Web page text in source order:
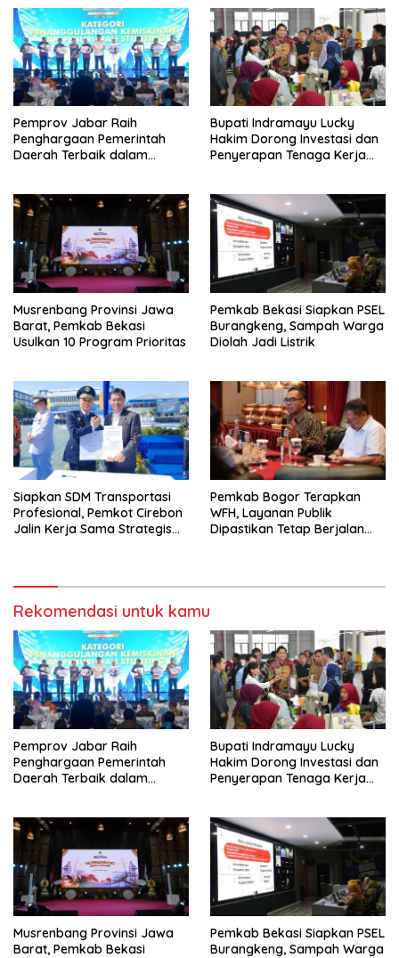
Pemprov Jabar Raih
Penghargaan Pemerintah
Daerah Terbaik dalam
Bupati Indramayu Lucky
Hakim Dorong Investasi dan
Penyerapan Tenaga Kerja
Musrenbang Provinsi Jawa
Barat, Pemkab Bekasi
Usulkan 10 Program Prioritas
Pemkab Bekasi Siapkan PSEL
Burangkeng, Sampah Warga
Diolah Jadi Listrik
Siapkan SDM Transportasi
Profesional, Pemkot Cirebon
Jalin Kerja Sama Strategis
Pemkab Bogor Terapkan
WFH, Layanan Publik
Dipastikan Tetap Berjalan
Rekomendasi untuk kamu
Pemprov Jabar Raih
Penghargaan Pemerintah
Daerah Terbaik dalam
Bupati Indramayu Lucky
Hakim Dorong Investasi dan
Penyerapan Tenaga Kerja
Musrenbang Provinsi Jawa
Barat, Pemkab Bekasi
Pemkab Bekasi Siapkan PSEL
Burangkeng, Sampah Warga